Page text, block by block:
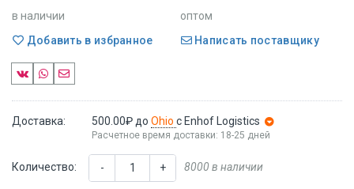
в наличии
оптом
Добавить в избранное
Написать поставщику
Доставка: 500.00₽ до Ohio с Enhof Logistics
Расчетное время доставки: 18-25 дней
Количество: - + 8000 в наличии